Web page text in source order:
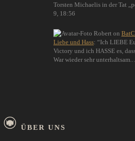
Torsten Michaelis in der Tat
9, 18:56
Robert on
Liebe und Hass: “Ich LIEBE
Victory und ich HASSE es,
War wieder sehr unterhaltsam.…
ÜBER UNS